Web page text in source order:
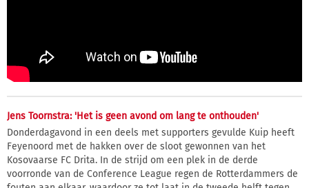
Jens Toornstra: 'Het is geen avond om lang te onthouden'
Donderdagavond in een deels met supporters gevulde Kuip heeft
Feyenoord met de hakken over de sloot gewonnen van het
Kosovaarse FC Drita. In de strijd om een plek in de derde
voorronde van de Conference League regen de Rotterdammers de